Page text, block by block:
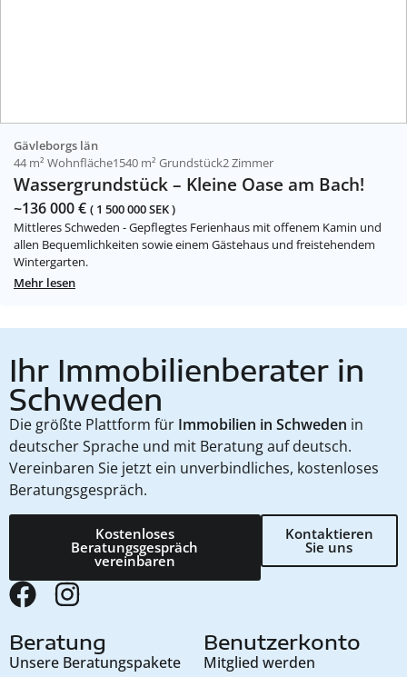
Gävleborgs län
44 m² Wohnfläche1540 m² Grundstück2 Zimmer
Wassergrundstück – Kleine Oase am Bach!
~136 000 € ( 1 500 000 SEK )
Mittleres Schweden - Gepflegtes Ferienhaus mit offenem Kamin und
allen Bequemlichkeiten sowie einem Gästehaus und freistehendem
Wintergarten.
Mehr lesen
Ihr Immobilienberater in
Schweden
Die größte Plattform für Immobilien in Schweden in
deutscher Sprache und mit Beratung auf deutsch.
Vereinbaren Sie jetzt ein unverbindliches, kostenloses
Beratungsgespräch.
Kostenloses
Beratungsgespräch
vereinbaren
Kontaktieren
Sie uns
Beratung
Unsere Beratungspakete
Benutzerkonto
Mitglied werden